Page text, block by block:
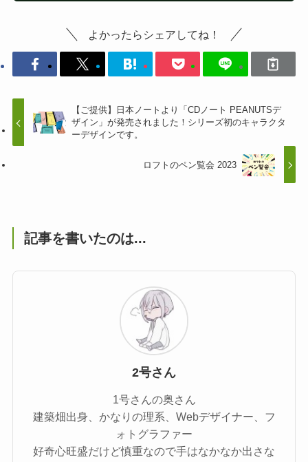
よかったらシェアしてね！
【ご提供】日本ノートより「CDノート PEANUTSデ
ザイン」が発売されました！シリーズ初のキャラクタ
ーデザインです。
ロフトのペン覧会 2023
記事を書いたのは...
2号さん
1号さんの奥さん
建築畑出身、かなりの理系、Webデザイナー、フ
ォトグラファー
好奇心旺盛だけど慎重なので手はなかなか出さな